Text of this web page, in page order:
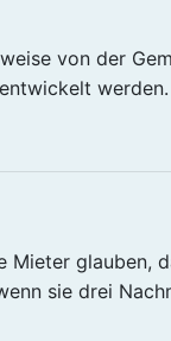
von der
Mieter glauben,
sie drei